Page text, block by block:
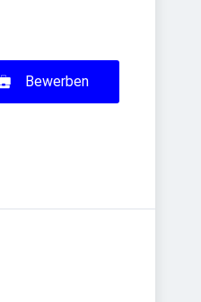
Bewerben